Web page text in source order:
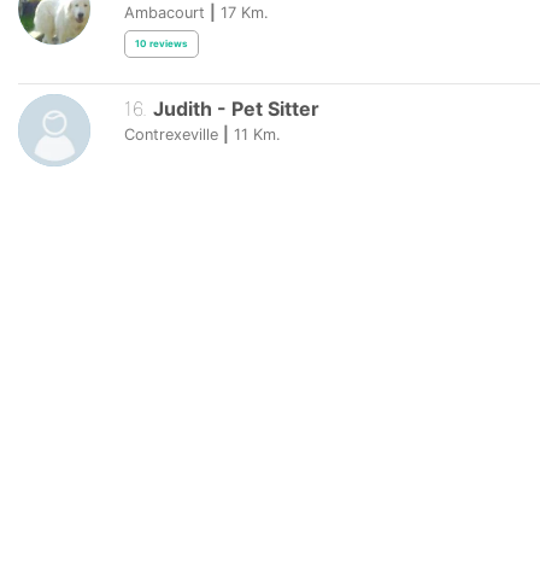
Ambacourt 17 Km.
10 reviews
16 Judith - Pet Sitter
Contrexeville 11 Km.